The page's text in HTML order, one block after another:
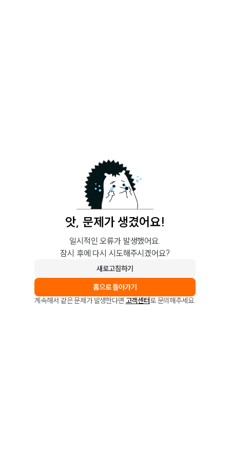
앗, 문제가 생겼어요!
일시적인 오류가 발생했어요.
잠시 후에 다시 시도해주시겠어요?
새로고침하기
홈으로 돌아가기
계속해서 같은 문제가 발생한다면 고객센터로 문의해주세요.